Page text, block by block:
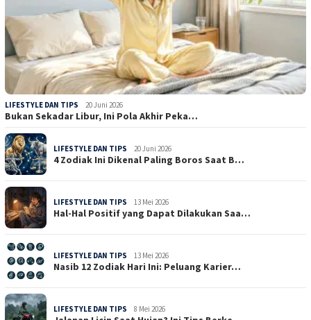
LIFESTYLE DAN TIPS 20 Juni 2026
Bukan Sekadar Libur, Ini Pola Akhir Peka…
LIFESTYLE DAN TIPS 20 Juni 2026
4 Zodiak Ini Dikenal Paling Boros Saat B…
LIFESTYLE DAN TIPS 13 Mei 2026
Hal-Hal Positif yang Dapat Dilakukan Saa…
LIFESTYLE DAN TIPS 13 Mei 2026
Nasib 12 Zodiak Hari Ini: Peluang Karier…
LIFESTYLE DAN TIPS 8 Mei 2026